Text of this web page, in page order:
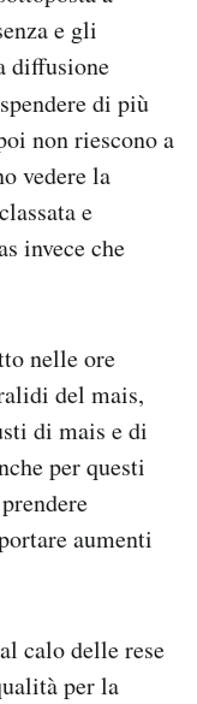
e gli
diffusione
di più
non riescono a
vedere la
e
invece che
nelle ore
del mais,
di mais e di
per questi
aumenti
calo delle rese
per la